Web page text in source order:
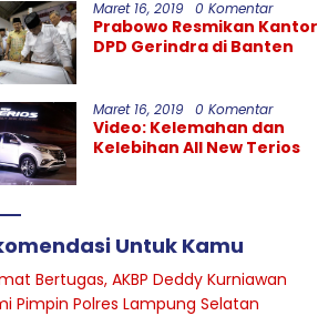
Maret 16, 2019 0 Komentar
Prabowo Resmikan Kantor
DPD Gerindra di Banten
Maret 16, 2019 0 Komentar
Video: Kelemahan dan
Kelebihan All New Terios
Untuk Kamu
Bertugas, AKBP Deddy Kurniawan
Pimpin Polres Lampung Selatan